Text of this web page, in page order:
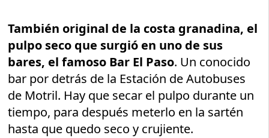
También original de la costa granadina, el
pulpo seco que surgió en uno de sus
bares, el famoso Bar El Paso. Un conocido
bar por detrás de la Estación de Autobuses
de Motril. Hay que secar el pulpo durante un
tiempo, para después meterlo en la sartén
hasta que quedo seco y crujiente.